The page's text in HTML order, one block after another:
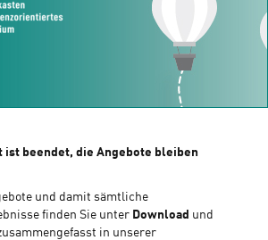
ist beendet, die Angebote bleiben
und damit sämtliche
finden Sie unter Download und
in unserer